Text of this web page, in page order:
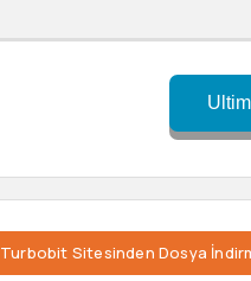
Turbobit Sitesinden Dosya